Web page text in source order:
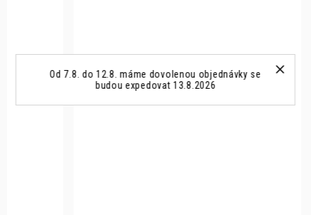
Od 7.8. do 12.8. máme dovolenou objednávky se
budou expedovat 13.8.2026